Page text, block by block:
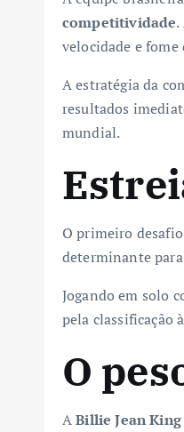
competitividade
velocidade e
A estratégia da
resultados
mundial.
O primeiro
determinante
Jogando em solo
pela classificação
O
ABillie Jean King